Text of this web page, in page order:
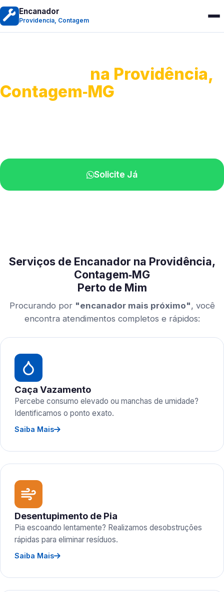
Encanador
Providencia, Contagem
na Providência,
Contagem‑MG
Solicite Já
Serviços de Encanador na Providência,
Contagem‑MG
Perto de Mim
Procurando por "encanador mais próximo", você
encontra atendimentos completos e rápidos:
Caça Vazamento
Percebe consumo elevado ou manchas de umidade?
Identificamos o ponto exato.
Saiba Mais
Desentupimento de Pia
Pia escoando lentamente? Realizamos desobstruções
rápidas para eliminar resíduos.
Saiba Mais